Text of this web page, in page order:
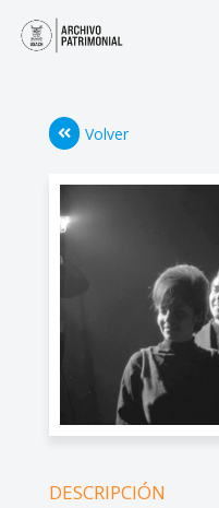
Volver
DESCRIPCIÓN